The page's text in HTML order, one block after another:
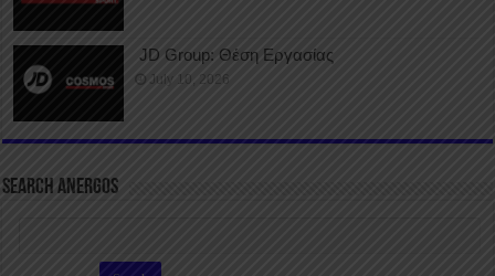
JD Group: Θέση Εργασίας
July 10, 2026
SEARCH ANERGOS